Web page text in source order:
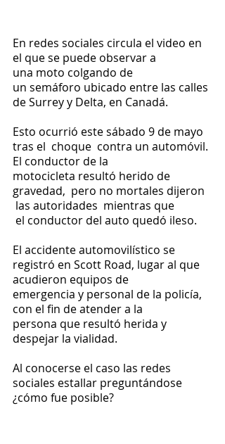
En redes sociales circula el video en
el que se puede observar a
una moto colgando de
un semáforo ubicado entre las calles
de Surrey y Delta, en Canadá.
Esto ocurrió este sábado 9 de mayo
tras el  choque  contra un automóvil.
El conductor de la
motocicleta resultó herido de
gravedad,  pero no mortales dijeron
las autoridades  mientras que
el conductor del auto quedó ileso.
El accidente automovilístico se
registró en Scott Road, lugar al que
acudieron equipos de
emergencia y personal de la policía,
con el fin de atender a la
persona que resultó herida y
despejar la vialidad.
Al conocerse el caso las redes
sociales estallar preguntándose
¿cómo fue posible?